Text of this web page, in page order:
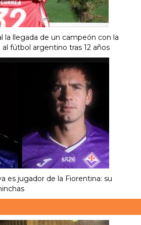
la llegada de un campeón con la
fútbol argentino tras 12 años
es jugador de la Fiorentina: su